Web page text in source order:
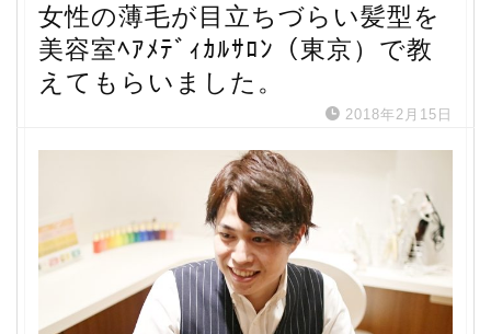
女性の薄毛が目立ちづらい髪型を
美容室ﾍｱﾒﾃﾞｨｶﾙｻﾛﾝ（東京）で教
えてもらいました。
2018年2月15日